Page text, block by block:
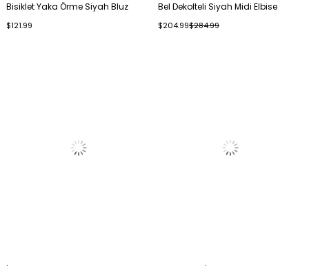
Bisiklet Yaka Örme Siyah Bluz
$121.99
Bel Dekolteli Siyah Midi Elbise
$204.99$284.99